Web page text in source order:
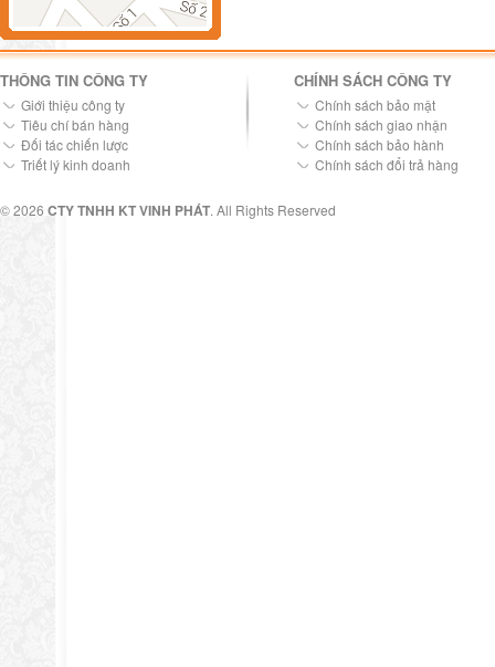
THÔNG TIN CÔNG TY
Giới thiệu công ty
Tiêu chí bán hàng
Đối tác chiến lược
Triết lý kinh doanh
CHÍNH SÁCH CÔNG TY
Chính sách bảo mật
Chính sách giao nhận
Chính sách bảo hành
Chính sách đổi trả hàng
© 2026 CTY TNHH KT VINH PHÁT. All Rights Reserved